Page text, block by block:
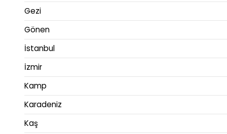
Gezi
Gönen
İstanbul
İzmir
Kamp
Karadeniz
Kaş